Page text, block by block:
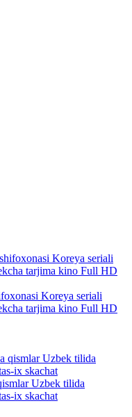
Koreya seriali
tarjima kino Full HD
Uzbek tilida
ix skachat